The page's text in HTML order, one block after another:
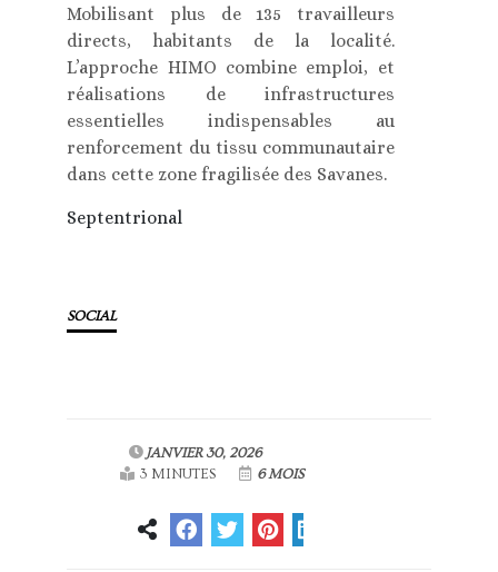
Mobilisant plus de 135 travailleurs
directs, habitants de la localité.
L’approche HIMO combine emploi, et
réalisations de infrastructures
essentielles indispensables au
renforcement du tissu communautaire
dans cette zone fragilisée des Savanes.
Septentrional
SOCIAL
JANVIER 30, 2026
3 MINUTES
6 MOIS